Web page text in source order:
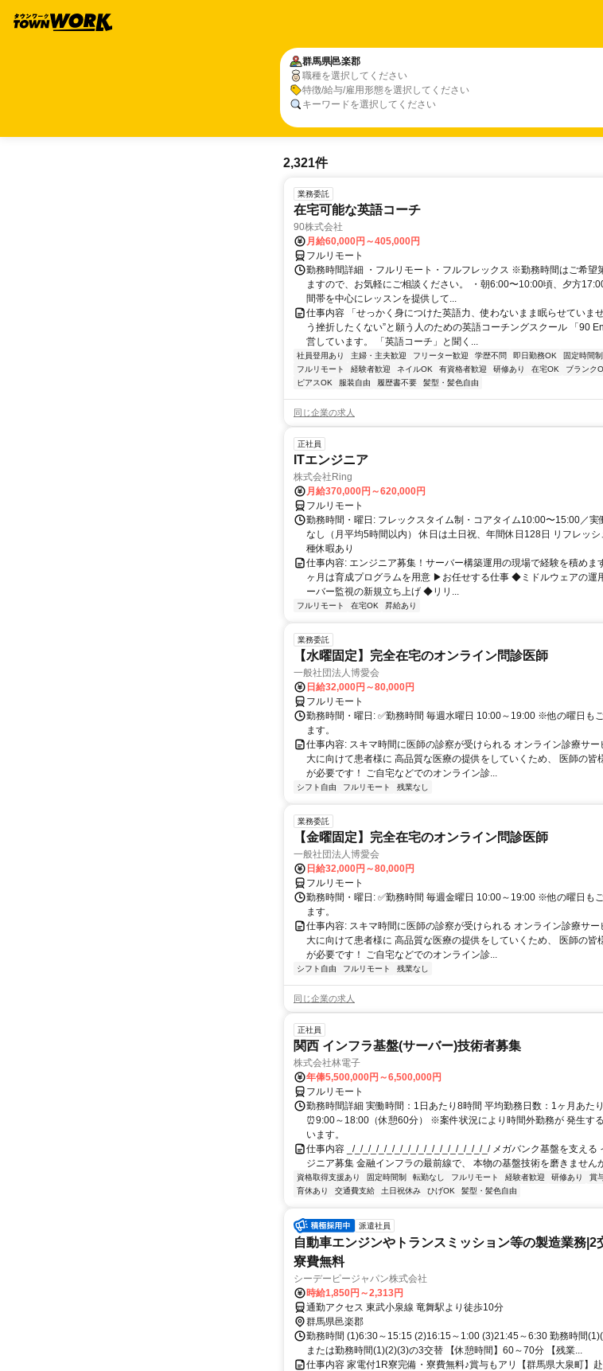
群馬県邑楽郡
職種を選択してください
特徴/給与/雇用形態を選択してください
キーワードを選択してください
2,321件
業務委託
在宅可能な英語コーチ
90株式会社
月給60,000円～405,000円
フルリモート
勤務時間詳細 ・フルリモート・フルフレックス ※勤務時間はご希望
ますので、お気軽にご相談ください。 ・朝6:00〜10:00頃、夕方
間帯を中心にレッスンを提供して...
仕事内容 「せっかく身につけた英語力、使わないまま眠らせていま
う挫折したくない”と願う人のための英語コーチングスクール 「90
営しています。 「英語コーチ」と聞く...
社員登用あり 主婦・主夫歓迎 フリーター歓迎 学歴不問 即日勤務OK 固定時間制
フルリモート
経験者歓迎 ネイルOK 有資格者歓迎 研修あり 在宅OK ブランク
ピアスOK
服装自由 履歴書不要 髪型・髪色自由
同じ企業の求人
正社員
ITエンジニア
株式会社Ring
月給370,000円～620,000円
フルリモート
勤務時間・曜日: フレックスタイム制・コアタイム10:00〜15:00／実
なし（月平均5時間以内） 休日は土日祝、年間休日128日 リフレッシ
種休暇あり
仕事内容: エンジニア募集！サーバー構築運用の現場で経験を積めま
ヶ月は育成プログラムを用意 ▶お任せする仕事 ◆ミドルウェアの運
ーバー監視の新規立ち上げ ◆リリ...
フルリモート 在宅OK 昇給あり
業務委託
【水曜固定】完全在宅のオンライン問診医師
一般社団法人博愛会
日給32,000円～80,000円
フルリモート
勤務時間・曜日: ✅勤務時間 毎週水曜日 10:00～19:00 ※他の曜日も
ます。
仕事内容: スキマ時間に医師の診察が受けられる オンライン診療サー
大に向けて患者様に 高品質な医療の提供をしていくため、 医師の皆
が必要です！ ご自宅などでのオンライン診...
シフト自由 フルリモート 残業なし
業務委託
【金曜固定】完全在宅のオンライン問診医師
一般社団法人博愛会
日給32,000円～80,000円
フルリモート
勤務時間・曜日: ✅勤務時間 毎週金曜日 10:00～19:00 ※他の曜日も
ます。
仕事内容: スキマ時間に医師の診察が受けられる オンライン診療サー
大に向けて患者様に 高品質な医療の提供をしていくため、 医師の皆
が必要です！ ご自宅などでのオンライン診...
シフト自由 フルリモート 残業なし
同じ企業の求人
正社員
関西 インフラ基盤(サーバー)技術者募集
株式会社林電子
年俸5,500,000円～6,500,000円
フルリモート
勤務時間詳細 実働時間：1日あたり8時間 平均勤務日数：1ヶ月あた
⏰9:00～18:00（休憩60分） ※案件状況により時間外勤務が 発生す
います。
仕事内容 _/_/_/_/_/_/_/_/_/_/_/_/_/_/_/_/_/_/ メガバンク基盤を支える
ジニア募集 金融インフラの最前線で、 本物の基盤技術を磨きません
資格取得支援あり 固定時間制 転勤なし フルリモート 経験者歓迎 研修あり
賞
育休あり
交通費支給 土日祝休み ひげOK 髪型・髪色自由
派遣社員
自動車エンジンやトランスミッション等の製造業務|2
寮費無料
シーデーピージャパン株式会社
時給1,850円～2,313円
通勤アクセス 東武小泉線 竜舞駅より徒歩10分
群馬県邑楽郡
勤務時間 (1)6:30～15:15 (2)16:15～1:00 (3)21:45～6:30 勤務時間
または勤務時間(1)(2)(3)の3交替 【休憩時間】60～70分 【残業...
仕事内容 家電付1R寮完備・寮費無料♪賞与もアリ【群馬県大泉町】